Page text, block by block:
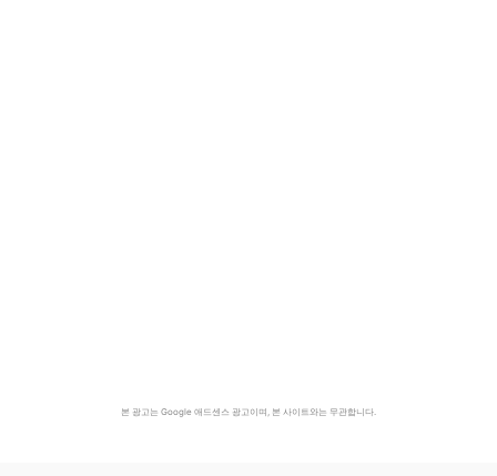
본 광고는 Google 애드센스 광고이며, 본 사이트와는 무관합니다.